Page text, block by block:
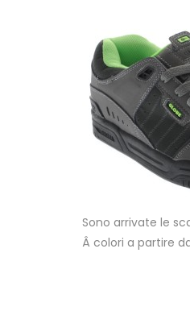
Sono arrivate le
Â colori a partire